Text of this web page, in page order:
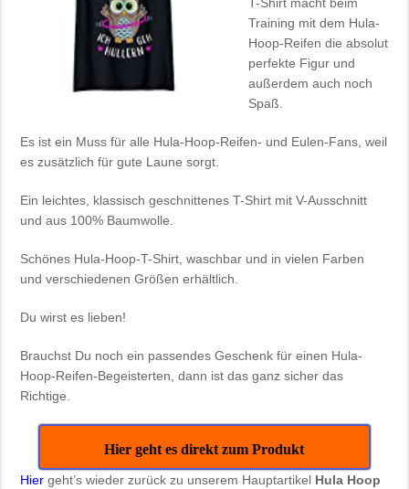
T-Shirt macht beim
Training mit dem Hula-
Hoop-Reifen die absolut
perfekte Figur und
außerdem auch noch
Spaß.
Es ist ein Muss für alle Hula-Hoop-Reifen- und Eulen-Fans, weil
es zusätzlich für gute Laune sorgt.
Ein leichtes, klassisch geschnittenes T-Shirt mit V-Ausschnitt
und aus 100% Baumwolle.
Schönes Hula-Hoop-T-Shirt, waschbar und in vielen Farben
und verschiedenen Größen erhältlich.
Du wirst es lieben!
Brauchst Du noch ein passendes Geschenk für einen Hula-
Hoop-Reifen-Begeisterten, dann ist das ganz sicher das
Richtige.
Hier geht es direkt zum Produkt
Hier geht’s wieder zurück zu unserem Hauptartikel Hula Hoop